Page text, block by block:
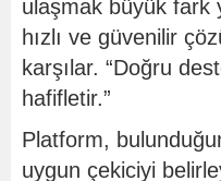
ulaşmak büyük fark
hızlı ve güvenilir
karşılar. “Doğru
hafifletir.”
Platform,
uygun çekiciyi